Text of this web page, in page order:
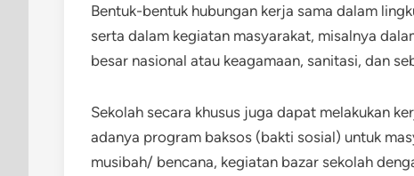
Bentuk-bentuk hubungan kerja sama dalam
serta dalam kegiatan masyarakat, misalnya
besar nasional atau keagamaan, sanitasi, dan
Sekolah secara khusus juga dapat melakukan
adanya program baksos (bakti sosial) untuk
musibah/ bencana, kegiatan bazar sekolah